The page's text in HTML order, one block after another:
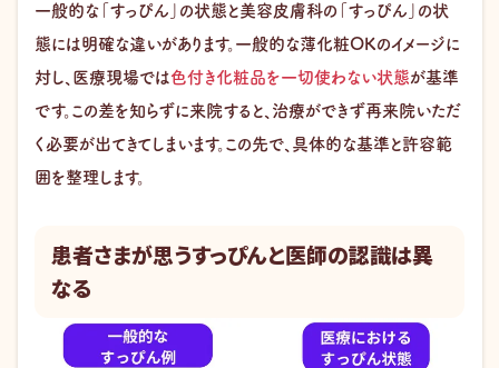
一般的な「すっぴん」の状態と美容皮膚科の「すっぴん」の状
態には明確な違いがあります。一般的な薄化粧OKのイメージに
対し、医療現場では色付き化粧品を一切使わない状態が基準
です。この差を知らずに来院すると、治療ができず再来院いただ
く必要が出てきてしまいます。この先で、具体的な基準と許容範
囲を整理します。
患者さまが思うすっぴんと医師の認識は異
なる